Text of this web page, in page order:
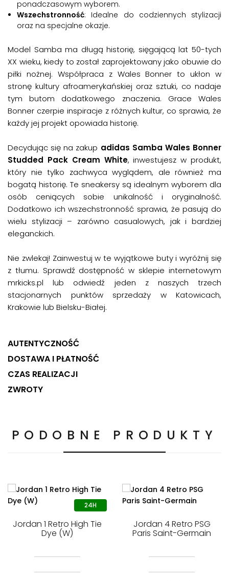
ponadczasowym wyborem.
Wszechstronność: Idealne do codziennych stylizacji
oraz na specjalne okazje.
Model Samba ma długą historię, sięgającą lat 50-tych
XX wieku, kiedy to został zaprojektowany jako obuwie do
piłki nożnej. Współpraca z Wales Bonner to ukłon w
stronę kultury afroamerykańskiej oraz sztuki, co nadaje
tym butom dodatkowego znaczenia. Grace Wales
Bonner czerpie inspiracje z różnych kultur, co sprawia, że
każdy jej projekt opowiada historię.
Decydując się na zakup adidas Samba Wales Bonner
Studded Pack Cream White, inwestujesz w produkt,
który nie tylko zachwyca wyglądem, ale również ma
bogatą historię. Te sneakersy są idealnym wyborem dla
osób ceniących sobie unikalność i oryginalność.
Dodatkowo ich wszechstronność sprawia, że pasują do
wielu stylizacji – zarówno casualowych, jak i bardziej
eleganckich.
Nie zwlekaj! Zainwestuj w te wyjątkowe buty i wyróżnij się
z tłumu. Sprawdź dostępność w sklepie internetowym
mrkicks.pl lub odwiedź jeden z naszych trzech
stacjonarnych punktów sprzedaży w Katowicach,
Krakowie lub Bielsku-Białej.
AUTENTYCZNOŚĆ
DOSTAWA I PŁATNOŚĆ
CZAS REALIZACJI
ZWROTY
PODOBNE PRODUKTY
Jordan 1 Retro High Tie
Dye (W)
Jordan 4 Retro PSG
Paris Saint-Germain